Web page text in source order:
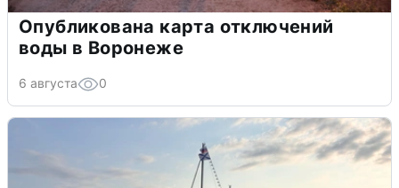
Опубликована карта отключений
воды в Воронеже
6 августа 0